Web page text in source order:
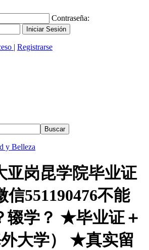
Contraseña:
| Registrarse
y Belleza
亚岗昆学院毕业证
信551190476不能
辍学？ ★毕业证＋
大学） ★真实留